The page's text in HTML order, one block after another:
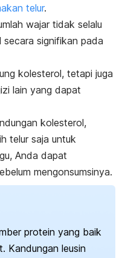
telur.
wajar tidak selalu
signifikan pada
kolesterol, tetapi juga
lain yang dapat
kolesterol,
telur saja untuk
Anda dapat
mengonsumsinya.
protein yang baik
Kandungan leusin